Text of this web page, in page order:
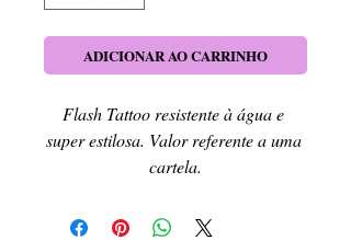
ADICIONAR AO CARRINHO
Flash Tattoo resistente à água e
super estilosa. Valor referente a uma
cartela.